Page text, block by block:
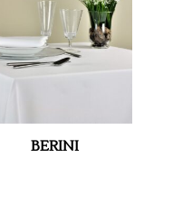
BERINI